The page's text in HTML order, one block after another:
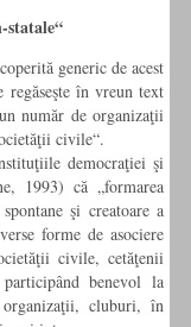
statale“
generic de acest
în vreun text
număr de organizaţii
civile“.
democraţiei şi
1993) că „formarea
şi creatoare a
forme de asociere
civile, cetăţenii
benevol la
cluburi, în